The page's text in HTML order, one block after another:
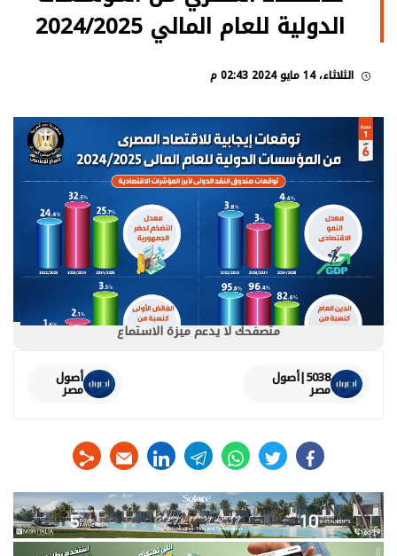
الدولية للعام المالي 2024/2025
الثلاثاء، 14 مايو 2024 02:43 م
متصفحك لا يدعم ميزة الاستماع
5038|أصول
مصر
أصول
مصر
facebook
twitter
whats
telegram
linkedin